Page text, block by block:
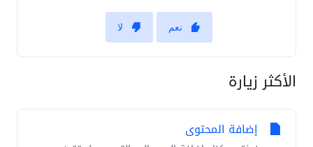
نعم لا
الأكثر زيارة
إضافة المحتوى